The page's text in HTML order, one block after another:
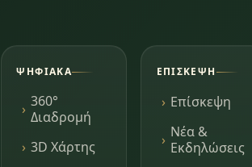
ΨΗΦΙΑΚΆ
360°
Διαδρομή
3D Χάρτης
ΕΠΊΣΚΕΨΗ
Επίσκεψη
Νέα &
Εκδηλώσεις